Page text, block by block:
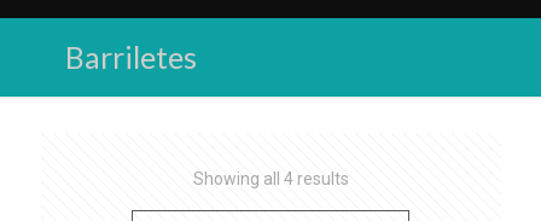
Barriletes
Showing all 4 results